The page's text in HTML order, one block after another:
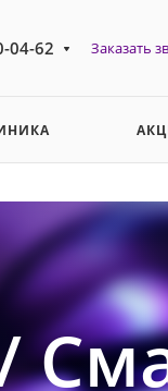
04-62 Заказать